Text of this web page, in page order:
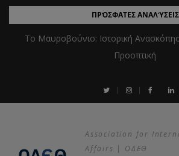
ΠΡΌΣΦΑΤΕΣ ΑΝΑΛΎΣΕΙΣ
Το Μαυροβούνιο: Ιστορική
Προοπτική
Association for
Affairs | ΟΔΕΘ